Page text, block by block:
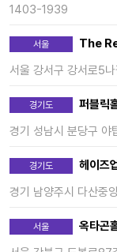
1403-1939
서울
The
서울 강서구 강서로5
경기도
퍼블릭
경기 성남시 분당구
경기도
헤이즈
경기 남양주시 다산중
서울
옥타곤